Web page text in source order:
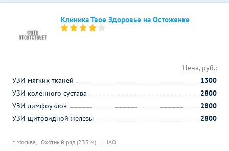
Клиника Твое Здоровье на Остоженке
г. Москва, , Охотный ряд (233 м) ЦАО
Цена, руб.:
УЗИ мягких тканей
1300
УЗИ коленного сустава
2800
УЗИ лимфоузлов
2800
УЗИ щитовидной железы
2800